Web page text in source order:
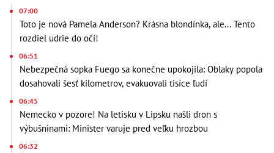
07:00
Toto je nová Pamela Anderson? Krásna blondínka, ale... Tento
rozdiel udrie do očí!
06:51
Nebezpečná sopka Fuego sa konečne upokojila: Oblaky popola
dosahovali šesť kilometrov, evakuovali tisíce ľudí
06:45
Nemecko v pozore! Na letisku v Lipsku našli dron s
výbušninami: Minister varuje pred veľku hrozbou
06:32